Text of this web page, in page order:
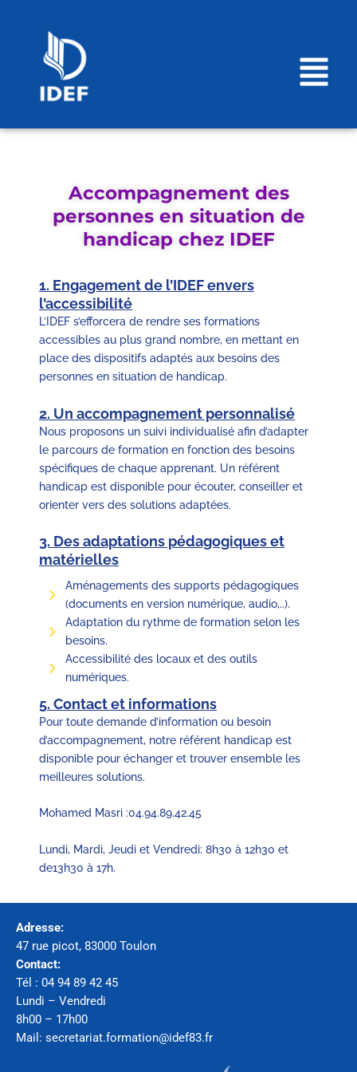
Menu
Accompagnement des
personnes en situation de
handicap chez IDEF
1. Engagement de l’IDEF envers
l’accessibilité
L’IDEF s’efforcera de rendre ses formations
accessibles au plus grand nombre, en mettant en
place des dispositifs adaptés aux besoins des
personnes en situation de handicap.
2. Un accompagnement personnalisé​
Nous proposons un suivi individualisé afin d’adapter
le parcours de formation en fonction des besoins
spécifiques de chaque apprenant. Un référent
handicap est disponible pour écouter, conseiller et
orienter vers des solutions adaptées.
3. Des adaptations pédagogiques et
matérielles
Aménagements des supports pédagogiques
(documents en version numérique, audio,..).
Adaptation du rythme de formation selon les
besoins.
Accessibilité des locaux et des outils
numériques.
5. Contact et informations
Pour toute demande d’information ou besoin
d’accompagnement, notre référent handicap est
disponible pour échanger et trouver ensemble les
meilleures solutions.
Mohamed Masri :04.94.89.42.45
Lundi, Mardi, Jeudi et Vendredi: 8h30 à 12h30 et
de13h30 à 17h.
Adresse:
47 rue picot, 83000 Toulon
Contact:
Tél : 04 94 89 42 45
Lundi – Vendredi
8h00 – 17h00
Mail: secretariat.formation@idef83.fr